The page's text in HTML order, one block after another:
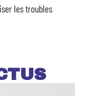
les troubles